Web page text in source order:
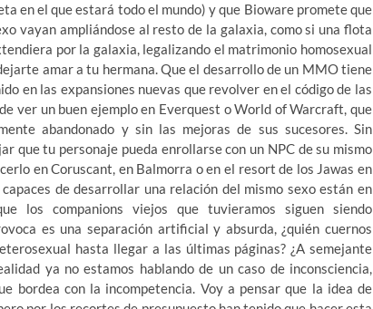
en el que estará todo el mundo) y que Bioware promete que
vayan ampliándose al resto de la galaxia, como si una flota
por la galaxia, legalizando el matrimonio homosexual
amar a tu hermana. Que el desarrollo de un MMO tiene
en las expansiones nuevas que revolver en el código de las
ver un buen ejemplo en Everquest o World of Warcraft, que
abandonado y sin las mejoras de sus sucesores. Sin
que tu personaje pueda enrollarse con un NPC de su mismo
en Coruscant, en Balmorra o en el resort de los Jawas en
de desarrollar una relación del mismo sexo están en
los companions viejos que tuvieramos siguen siendo
es una separación artificial y absurda, ¿quién cuernos
hasta llegar a las últimas páginas? ¿A semejante
ya no estamos hablando de un caso de inconsciencia,
bordea con la incompetencia. Voy a pensar que la idea de